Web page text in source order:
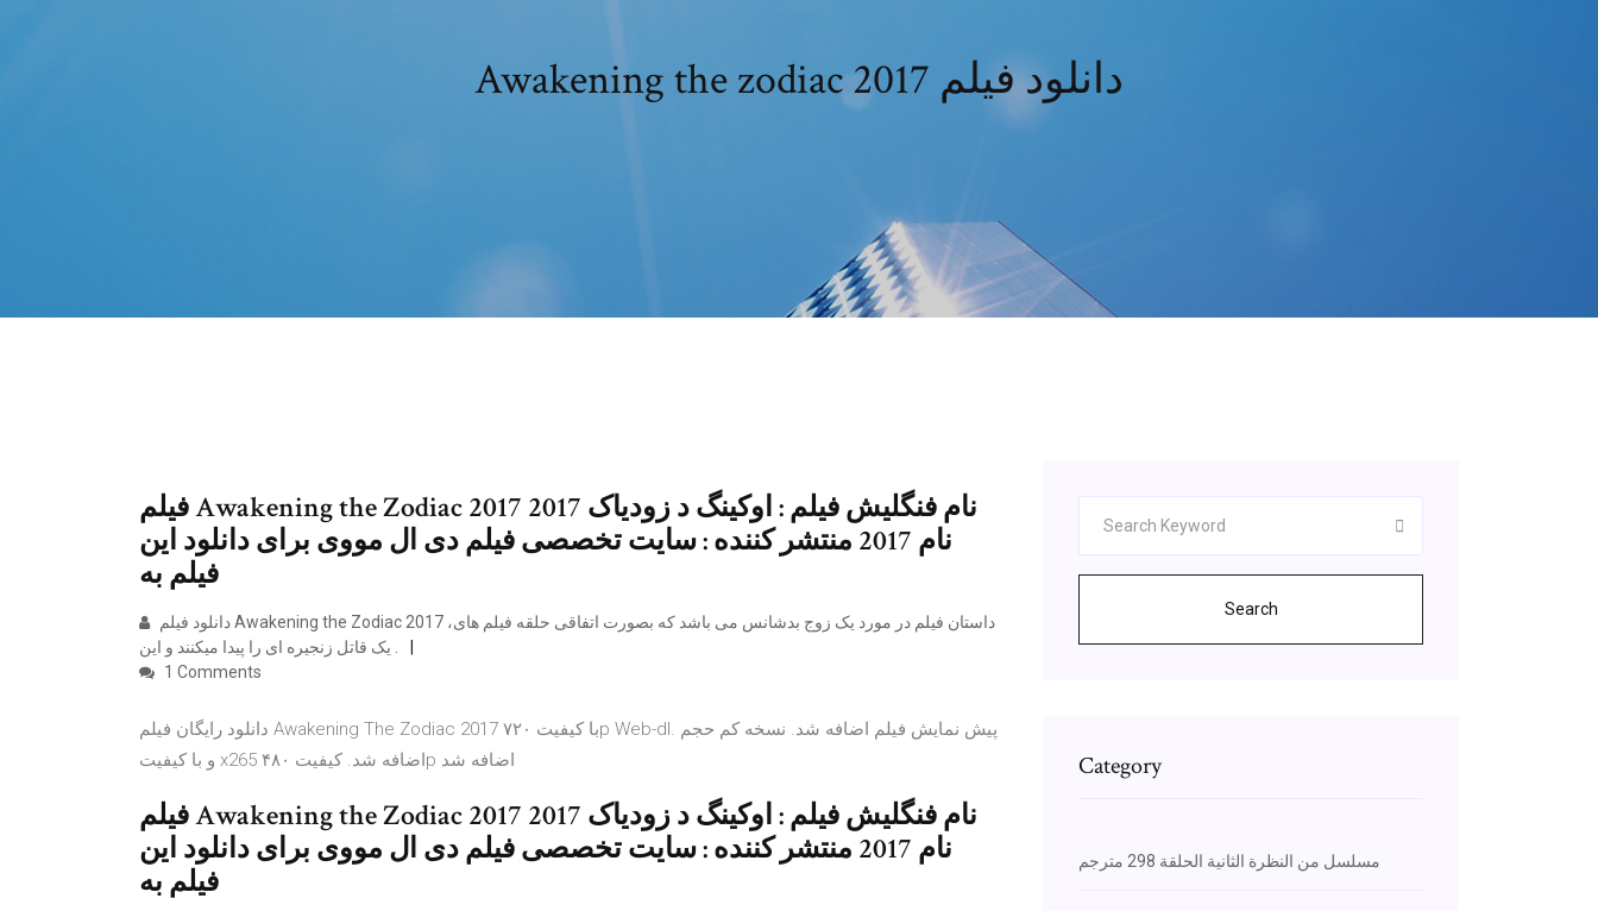
Awakening the zodiac 2017 دانلود فیلم
فیلم Awakening the Zodiac 2017 نام فنگلیش فیلم : اوکینگ د زودیاک 2017
نام 2017 منتشر کننده : سایت تخصصی فیلم دی ال مووی برای دانلود این
1 Comments
دانلود رایگان فیلم Awakening The Zodiac 2017 با کیفیت ۷۲۰p Web-dl. پیش نمایش فیلم اضافه شد. نسخه کم حجم
و با کیفیت x265 اضافه شد. کیفیت ۴۸۰p اضافه شد
فیلم Awakening the Zodiac 2017 نام فنگلیش فیلم : اوکینگ د زودیاک 2017
نام 2017 منتشر کننده : سایت تخصصی فیلم دی ال مووی برای دانلود این
Search
Category
مسلسل من النظرة الثانية الحلقة 298 مترجم